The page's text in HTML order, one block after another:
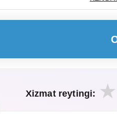
Xizmat reytingi: